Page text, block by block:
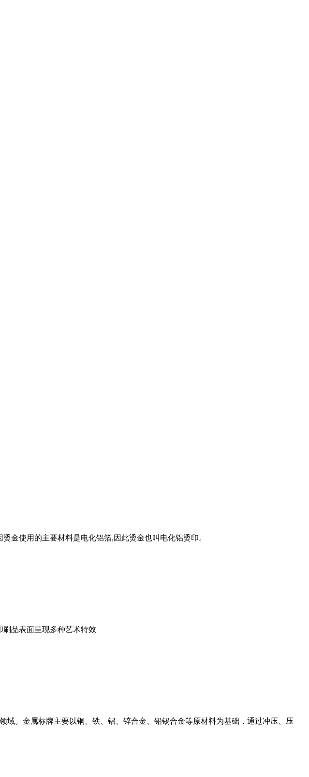
金使用的主要材料是电化铝箔,因此烫金也叫电化铝烫印。
品表面呈现多种艺术特效
。金属标牌主要以铜、铁、铝、锌合金、铅锡合金等原材料为基础，通过冲压、压